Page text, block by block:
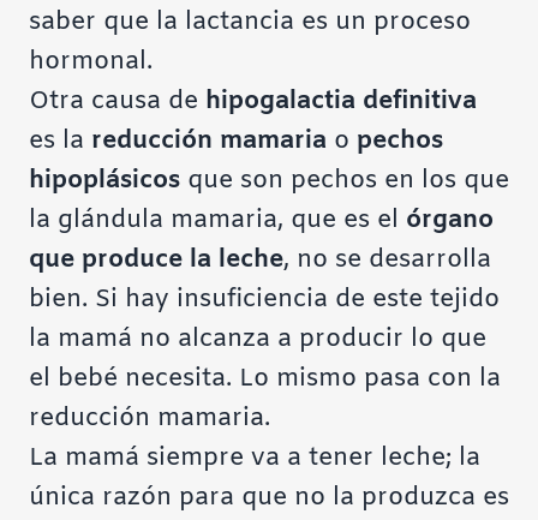
saber que la lactancia es un proceso
hormonal.
Otra causa de hipogalactia definitiva
es la reducción mamaria o pechos
hipoplásicos que son pechos en los que
la glándula mamaria, que es el órgano
que produce la leche, no se desarrolla
bien. Si hay insuficiencia de este tejido
la mamá no alcanza a producir lo que
el bebé necesita. Lo mismo pasa con la
reducción mamaria.
La mamá siempre va a tener leche; la
única razón para que no la produzca es